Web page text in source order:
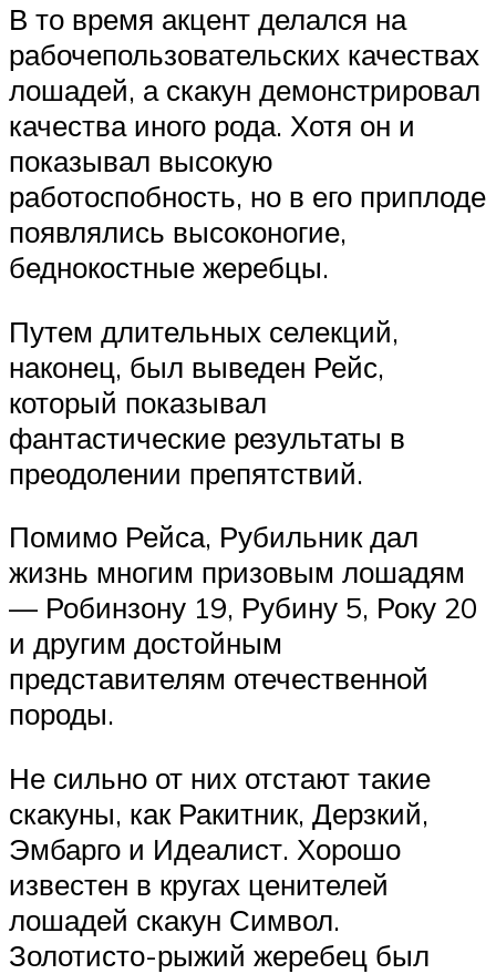
В то время акцент делался на
рабочепользовательских качествах
лошадей, а скакун демонстрировал
качества иного рода. Хотя он и
показывал высокую
работоспобность, но в его приплоде
появлялись высоконогие,
беднокостные жеребцы.
Путем длительных селекций,
наконец, был выведен Рейс,
который показывал
фантастические результаты в
преодолении препятствий.
Помимо Рейса, Рубильник дал
жизнь многим призовым лошадям
— Робинзону 19, Рубину 5, Року 20
и другим достойным
представителям отечественной
породы.
Не сильно от них отстают такие
скакуны, как Ракитник, Дерзкий,
Эмбарго и Идеалист. Хорошо
известен в кругах ценителей
лошадей скакун Символ.
Золотисто-рыжий жеребец был